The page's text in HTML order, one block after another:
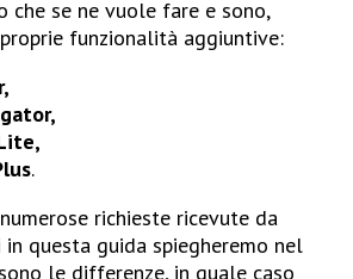
che se ne vuole fare e sono,
funzionalità aggiuntive:
.
richieste ricevute da
questa guida spiegheremo nel
le differenze, in quale caso